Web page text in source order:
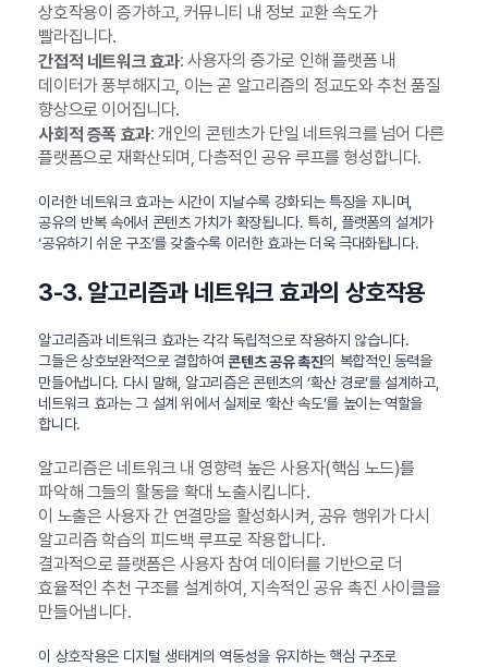
상호작용이 증가하고, 커뮤니티 내 정보 교환 속도가
빨라집니다.
간접적 네트워크 효과: 사용자의 증가로 인해 플랫폼 내
데이터가 풍부해지고, 이는 곧 알고리즘의 정교도와 추천 품질
향상으로 이어집니다.
사회적 증폭 효과: 개인의 콘텐츠가 단일 네트워크를 넘어 다른
플랫폼으로 재확산되며, 다층적인 공유 루프를 형성합니다.
이러한 네트워크 효과는 시간이 지날수록 강화되는 특징을 지니며,
공유의 반복 속에서 콘텐츠 가치가 확장됩니다. 특히, 플랫폼의 설계가
‘공유하기 쉬운 구조’를 갖출수록 이러한 효과는 더욱 극대화됩니다.
3-3. 알고리즘과 네트워크 효과의 상호작용
알고리즘과 네트워크 효과는 각각 독립적으로 작용하지 않습니다.
그들은 상호보완적으로 결합하여콘텐츠 공유 촉진의 복합적인 동력을
만들어냅니다. 다시 말해, 알고리즘은 콘텐츠의 ‘확산 경로’를 설계하고,
네트워크 효과는 그 설계 위에서 실제로 ‘확산 속도’를 높이는 역할을
합니다.
알고리즘은 네트워크 내 영향력 높은 사용자(핵심 노드)를
파악해 그들의 활동을 확대 노출시킵니다.
이 노출은 사용자 간 연결망을 활성화시켜, 공유 행위가 다시
알고리즘 학습의 피드백 루프로 작용합니다.
결과적으로 플랫폼은 사용자 참여 데이터를 기반으로 더
효율적인 추천 구조를 설계하여, 지속적인 공유 촉진 사이클을
만들어냅니다.
이 상호작용은 디지털 생태계의 역동성을 유지하는 핵심 구조로